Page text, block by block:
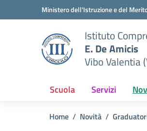
Vai ai contenuti
Vai al menu di navigazioneMinistero dell'Istruzione e del
Istituto
E. De Amicis
Vibo Valentia
Scuola Servizi
Home Novità